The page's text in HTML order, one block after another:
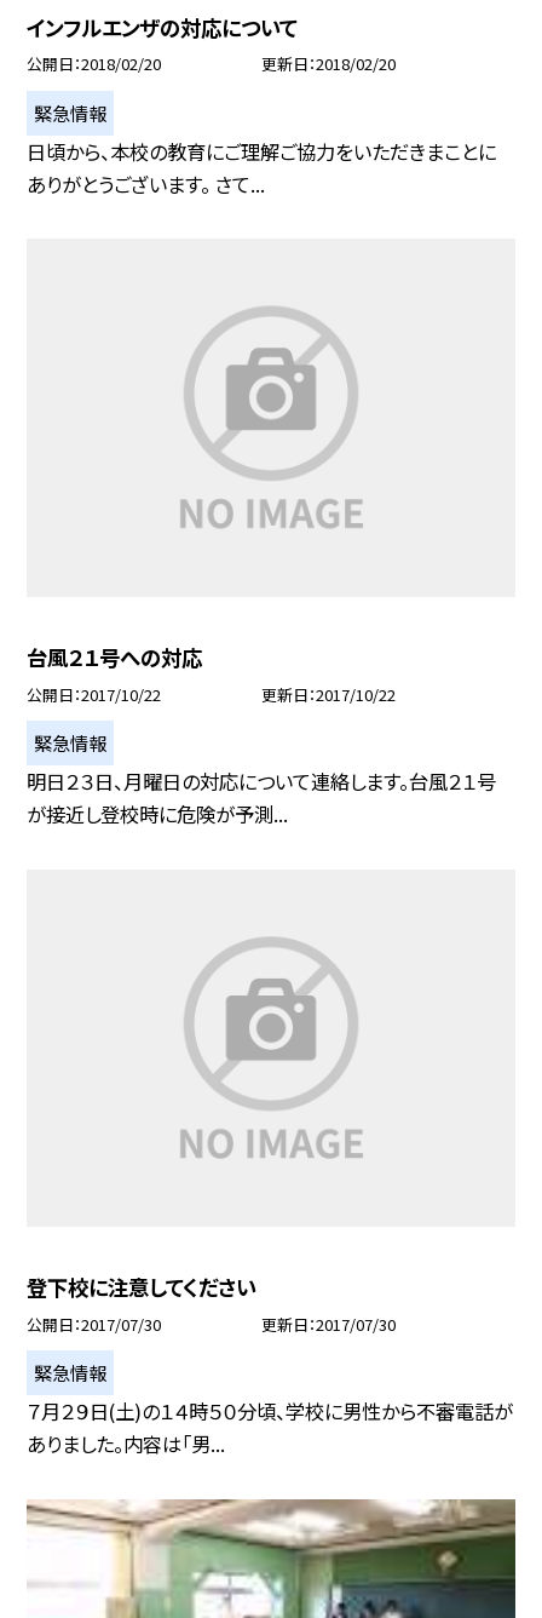
インフルエンザの対応について
公開日 2018/02/20 更新日 2018/02/20
緊急情報
日頃から、本校の教育にご理解ご協力をいただきまことに
ありがとうございます。 さて...
台風２１号への対応
公開日 2017/10/22 更新日 2017/10/22
緊急情報
明日２３日、月曜日の対応について連絡します。台風２１号
が接近し登校時に危険が予測...
登下校に注意してください
公開日 2017/07/30 更新日 2017/07/30
緊急情報
７月２９日(土)の１４時５０分頃、学校に男性から不審電話が
ありました。内容は「男...